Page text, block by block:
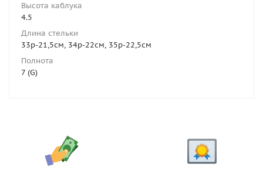
Высота каблука
4.5
Длина стельки
33р-21,5см, 34р-22см, 35р-22,5см
Полнота
7 (G)